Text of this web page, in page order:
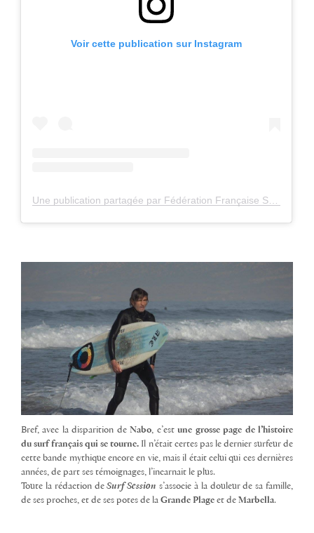
Voir cette publication sur Instagram
Bref, avec la disparition deNabo, c’estune grosse page de l’histoire
du surf français qui se tourne. Il n’était certes pas le dernier surfeur de
cette bande mythique encore en vie, mais il était celui qui ces dernières
années, de part ses témoignages, l’incarnait le plus.
Toute la rédaction deSurf Sessions’associe à la douleur de sa famille,
de ses proches, et de ses potes de la Grande Plage et de Marbella.